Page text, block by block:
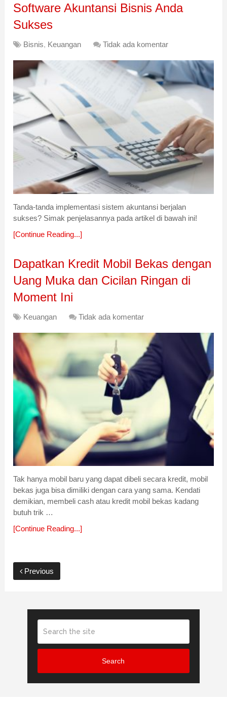
Software Akuntansi Bisnis Anda
Sukses
Bisnis, Keuangan Tidak ada komentar
Tanda-tanda implementasi sistem akuntansi berjalan
sukses? Simak penjelasannya pada artikel di bawah ini!
[Continue Reading...]
Dapatkan Kredit Mobil Bekas dengan
Uang Muka dan Cicilan Ringan di
Moment Ini
Keuangan Tidak ada komentar
Tak hanya mobil baru yang dapat dibeli secara kredit, mobil
bekas juga bisa dimiliki dengan cara yang sama. Kendati
demikian, membeli cash atau kredit mobil bekas kadang
butuh trik …
[Continue Reading...]
Previous
Search